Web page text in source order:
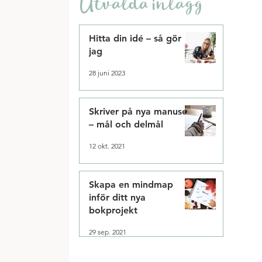
Hitta din idé – så gör
jag
28 juni 2023
Skriver på nya manuset
– mål och delmål
12 okt. 2021
Skapa en mindmap
inför ditt nya
bokprojekt
29 sep. 2021